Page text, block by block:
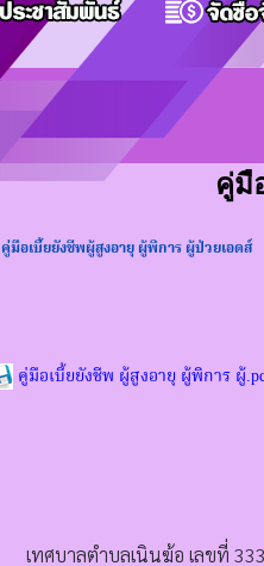
คู่มื
คู่มือเบี้ยยังชีพผู้สูงอายุ ผู้พิการ ผู้ป่วยเอดส์
คู่มือเบี้ยยังชีพ ผู้สูงอายุ ผู้พิการ ผู้
เทศบาลตำบลเนินฆ้อ เลขที่